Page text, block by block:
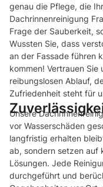
genau die Pflege, die
Dachrinnenreinigung
Frage der Sauberkeit,
Wussten Sie, dass
an der Fassade führen
kommen! Vertrauen
reibungslosen Ablauf,
Zufriedenheit steht für
Unsere
vor Wasserschäden
langfristig erhalten
ab, sondern setzen auf
Lösungen. Jede
durchgeführt und